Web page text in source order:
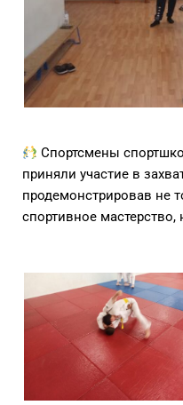
Спортсмены
приняли участие в
продемонстрировав не
спортивное